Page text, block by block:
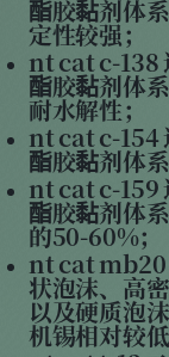
酯胶黏剂体
定性较强；
nt cat c-138
酯胶黏剂体
耐水解性；
nt cat c-154
酯胶黏剂体
nt cat c-159
酯胶黏剂体
的50-60%；
nt cat mb20
状泡沫、高
以及硬质泡
机锡相对较低